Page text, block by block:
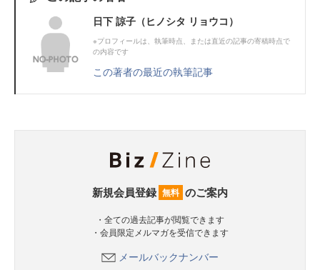
日下 諒子（ヒノシタ リョウコ）
※プロフィールは、執筆時点、または直近の記事の寄稿時点で
の内容です
この著者の最近の執筆記事
新規会員登録 無料 のご案内
・全ての過去記事が閲覧できます
・会員限定メルマガを受信できます
メールバックナンバー